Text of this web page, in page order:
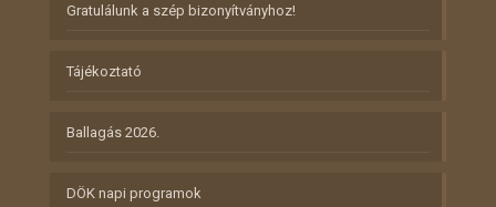
Gratulálunk a szép bizonyítványhoz!
Tájékoztató
Ballagás 2026.
DÖK napi programok